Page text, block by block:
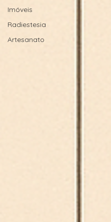
Imóveis
Radiestesia
Artesanato